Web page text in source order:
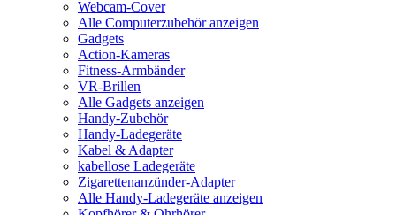
Webcam-Cover
Alle Computerzubehör anzeigen
Gadgets
Action-Kameras
Fitness-Armbänder
VR-Brillen
Alle Gadgets anzeigen
Handy-Zubehör
Handy-Ladegeräte
Kabel & Adapter
kabellose Ladegeräte
Zigarettenanzünder-Adapter
Alle Handy-Ladegeräte anzeigen